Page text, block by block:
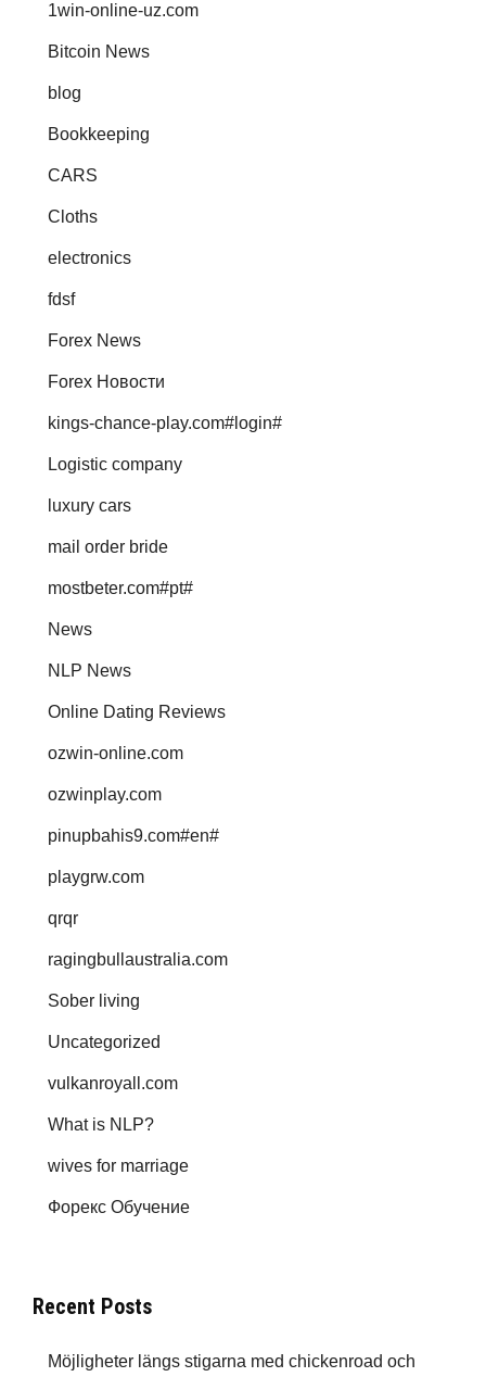
1win-online-uz.com
Bitcoin News
blog
Bookkeeping
CARS
Cloths
electronics
fdsf
Forex News
Forex Новости
kings-chance-play.com#login#
Logistic company
luxury cars
mail order bride
mostbeter.com#pt#
News
NLP News
Online Dating Reviews
ozwin-online.com
ozwinplay.com
pinupbahis9.com#en#
playgrw.com
qrqr
ragingbullaustralia.com
Sober living
Uncategorized
vulkanroyall.com
What is NLP?
wives for marriage
Форекс Обучение
Recent Posts
Möjligheter längs stigarna med chickenroad och